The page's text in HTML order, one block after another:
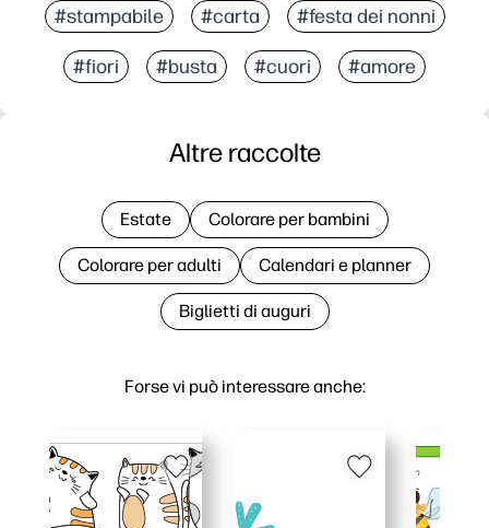
#stampabile #carta #festa dei nonni
#fiori #busta #cuori #amore
Forse vi può interessare anche:
Altre raccolte
Estate Colorare per bambini
Colorare per adulti Calendari e planner
Biglietti di auguri